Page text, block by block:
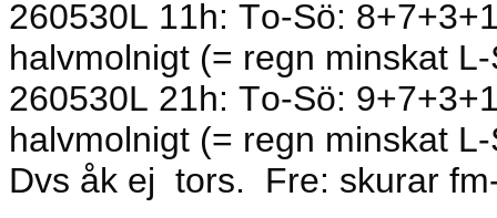
260530L 11h: To-Sö:
halvmolnigt (= regn minskat
260530L 21h: To-Sö:
halvmolnigt (= regn minskat
Dvs åk ej tors.
Fre: skurar